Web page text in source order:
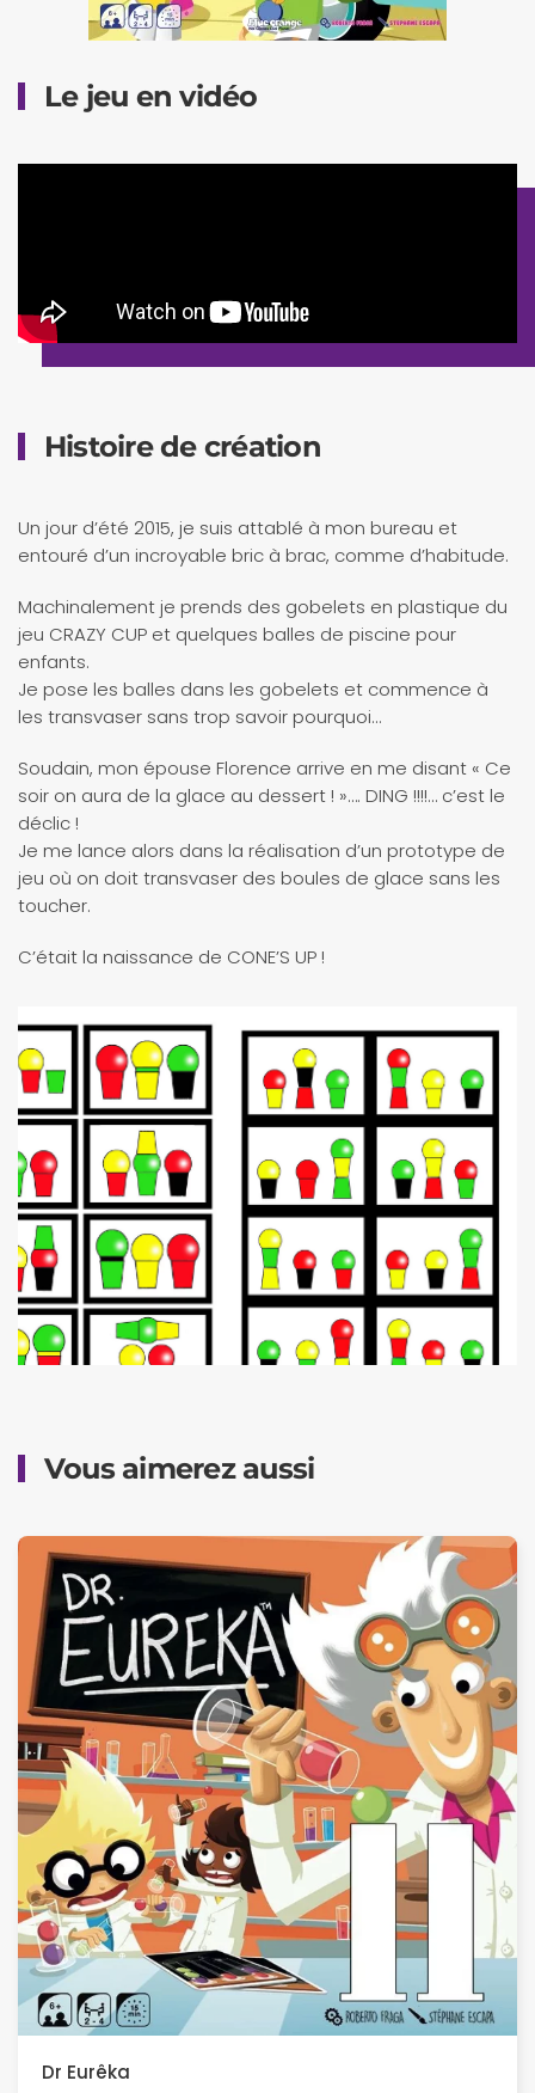
Le jeu en vidéo
Histoire de création
Un jour d’été 2015, je suis attablé à mon bureau et
entouré d’un incroyable bric à brac, comme d’habitude.
Machinalement je prends des gobelets en plastique du
jeu CRAZY CUP et quelques balles de piscine pour
enfants.
Je pose les balles dans les gobelets et commence à
les transvaser sans trop savoir pourquoi…
Soudain, mon épouse Florence arrive en me disant « Ce
soir on aura de la glace au dessert ! »…. DING !!!!… c’est le
déclic !
Je me lance alors dans la réalisation d’un prototype de
jeu où on doit transvaser des boules de glace sans les
toucher.
C’était la naissance de CONE’S UP !
Vous aimerez aussi
Dr Eurêka